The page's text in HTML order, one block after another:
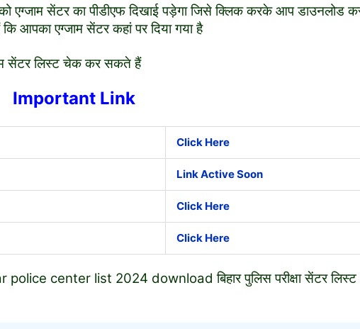
सेंटर का पीडीएफ दिखाई पड़ेगा जिसे क्लिक करके आप डाउनलोड
एग्जाम सेंटर कहां पर दिया गया है
सेंटर लिस्ट चेक कर सकते हैं
Important Link
Click Here
Link Active Soon
Click Here
Click Here
center list 2024 download बिहार पुलिस परीक्षा सेंटर लिस्ट